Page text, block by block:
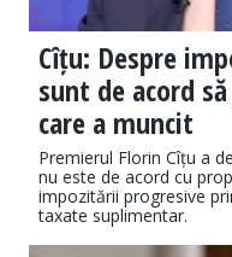
Cîțu: Despre
sunt de acord
care a muncit
Premierul Florin Cîțu a
nu este de acord cu
impozitării progresive
taxate suplimentar.